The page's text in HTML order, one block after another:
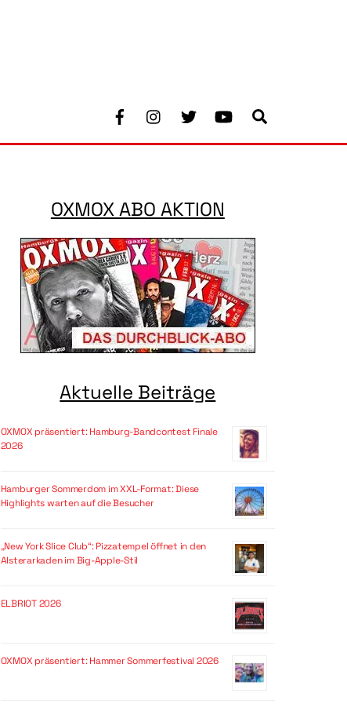
Facebook Youtube
OXMOX ABO AKTION
Aktuelle Beiträge
OXMOX präsentiert: Hamburg-Bandcontest Finale
2026
Hamburger Sommerdom im XXL-Format: Diese
Highlights warten auf die Besucher
„New York Slice Club“: Pizzatempel öffnet in den
Alsterarkaden im Big-Apple-Stil
ELBRIOT 2026
OXMOX präsentiert: Hammer Sommerfestival 2026